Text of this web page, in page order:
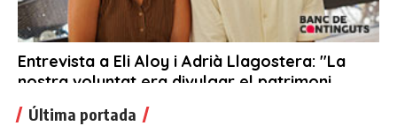
Última portada